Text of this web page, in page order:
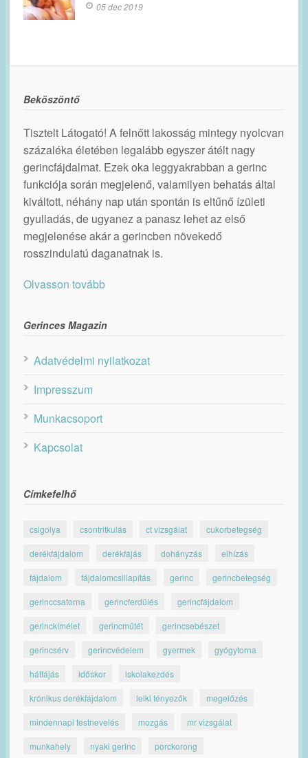
05 dec 2019
Beköszöntő
Tisztelt Látogató! A felnőtt lakosság mintegy nyolcvan
százaléka életében legalább egyszer átélt nagy
gerincfájdalmat. Ezek oka leggyakrabban a gerinc
funkciója során megjelenő, valamilyen behatás által
kiváltott, néhány nap után spontán is eltűnő ízületi
gyulladás, de ugyanez a panasz lehet az első
megjelenése akár a gerincben növekedő
rosszindulatú daganatnak is.
Olvasson tovább
Gerinces Magazin
Adatvédelmi nyilatkozat
Impresszum
Munkacsoport
Kapcsolat
Címkefelhő
csigolya csontritkulás ct vizsgálat cukorbetegség
derékfájdalom derékfájás dohányzás elhízás
fájdalom fájdalomcsillapítás gerinc gerincbetegség
gerinccsatorna gerincferdülés gerincfájdalom
gerinckímélet gerincműtét gerincsebészet
gerincsérv gerincvédelem gyermek gyógytorna
hátfájás időskor iskolakezdés
krónikus derékfájdalom lelki tényezők megelőzés
mindennapi testnevelés mozgás mr vizsgálat
munkahely nyaki gerinc porckorong